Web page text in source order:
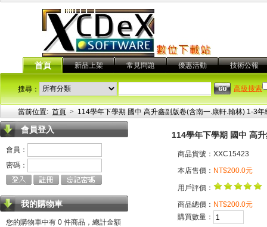
首頁 新品上架 常見問題 優惠活動 技術公報
搜尋： 高級搜索
當前位置: 首頁 > 114學年下學期 國中 高升鑫副版卷(含南一.康軒.翰林) 1-3
會員登入
會員：
密碼：
我的購物車
您的購物車中有 0 件商品，總計金額
114學年下學期 國中 高
商品貨號：XXC15423
本店售價： NT$200.0元
用戶評價：
商品總價： NT$200.0元
購買數量：